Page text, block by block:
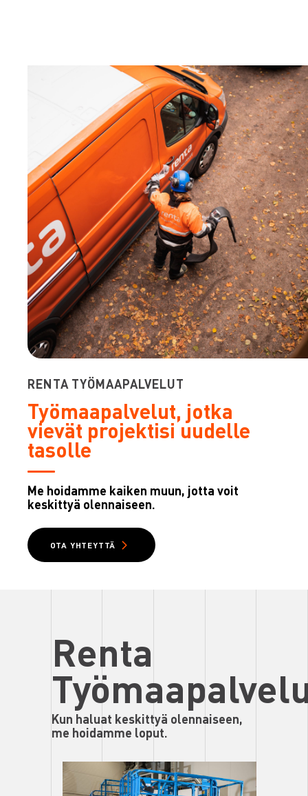
RENTA TYÖMAAPALVELUT
Työmaapalvelut, jotka
vievät projektisi uudelle
tasolle
Me hoidamme kaiken muun, jotta voit
keskittyä olennaiseen.
OTA YHTEYTTÄ
Renta
Kun haluat keskittyä olennaiseen,
me hoidamme loput.